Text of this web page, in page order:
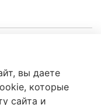
вы даете
которые
сайта и
обработки